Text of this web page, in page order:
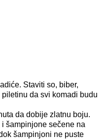
Staviti so, biber,
da svi komadi budu
da dobije zlatnu boju.
šampinjone sečene na
šampinjoni ne puste